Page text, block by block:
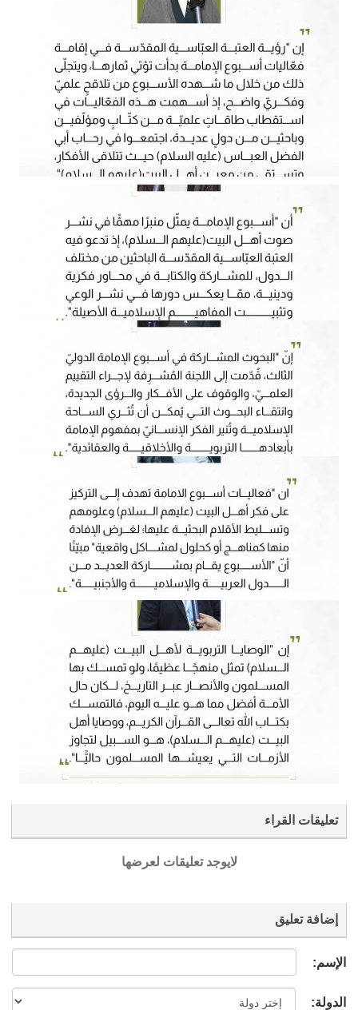
تعليقات القراء
لايوجد تعليقات لعرضها
إضافة تعليق
الإسم:
الدولة: